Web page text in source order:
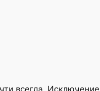
всегда.